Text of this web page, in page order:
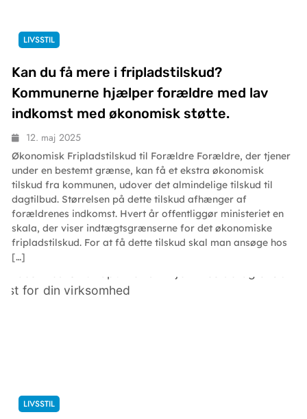
LIVSSTIL
Kan du få mere i fripladstilskud?
Kommunerne hjælper forældre med lav
indkomst med økonomisk støtte.
12. maj 2025
Økonomisk Fripladstilskud til Forældre Forældre, der tjener
under en bestemt grænse, kan få et ekstra økonomisk
tilskud fra kommunen, udover det almindelige tilskud til
dagtilbud. Størrelsen på dette tilskud afhænger af
forældrenes indkomst. Hvert år offentliggør ministeriet en
skala, der viser indtægtsgrænserne for det økonomiske
fripladstilskud. For at få dette tilskud skal man ansøge hos
[…]
LIVSSTIL